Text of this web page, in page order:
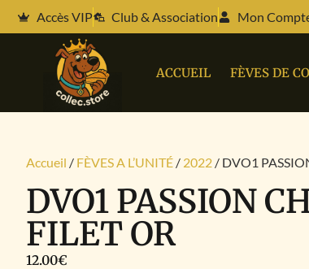
Accès VIP Club & Association Mon
ACCUEIL FÈVES DE
Accueil / FÈVES A L’UNITÉ / 2022 / DVO1
DVO1 PASSION
FILET OR
12.00€